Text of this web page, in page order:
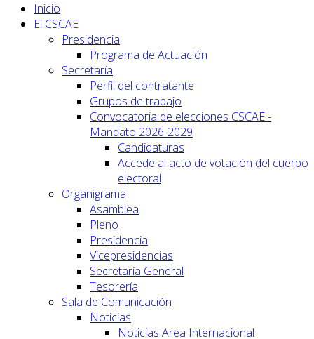
Inicio
El CSCAE
Presidencia
Programa de Actuación
Secretaría
Perfil del contratante
Grupos de trabajo
Convocatoria de elecciones CSCAE -
Mandato 2026-2029
Candidaturas
Accede al acto de votación del cuerpo
electoral
Organigrama
Asamblea
Pleno
Presidencia
Vicepresidencias
Secretaría General
Tesorería
Sala de Comunicación
Noticias
Noticias Area Internacional